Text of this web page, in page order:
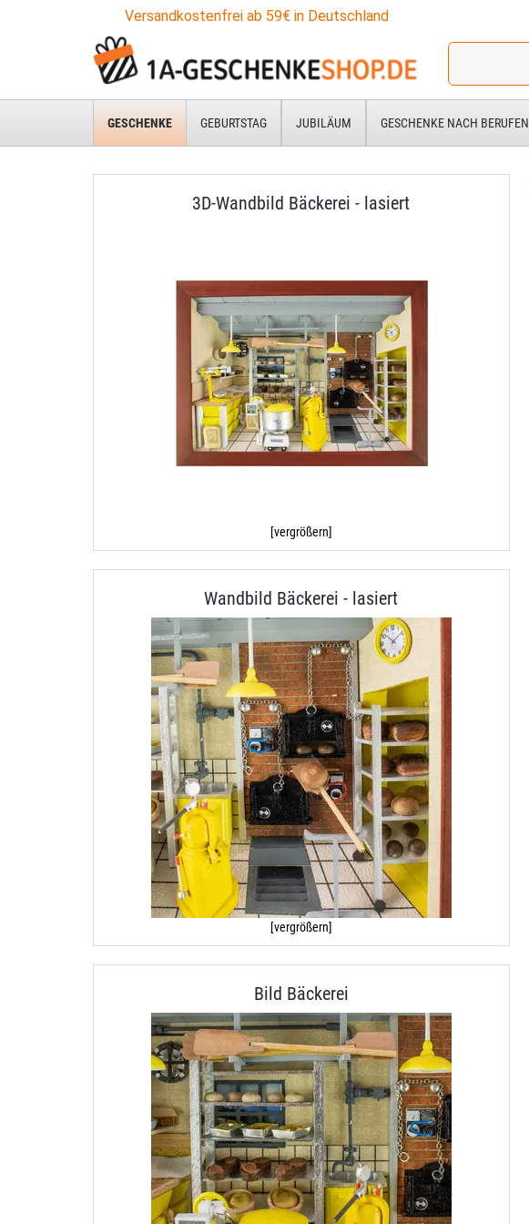
Versandkostenfrei ab 59€ in Deutschland
Ich
für:
GESCHENKE GEBURTSTAG JUBILÄUM GESCHENKE NACH BERUFEN
3D-Wandbild Bäckerei - lasiert
[vergrößern]
Wandbild Bäckerei - lasiert
[vergrößern]
Bild Bäckerei